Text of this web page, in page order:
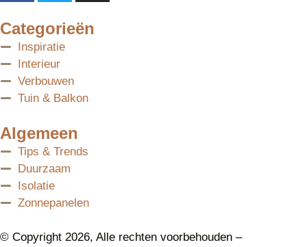
Categorieën
Inspiratie
Interieur
Verbouwen
Tuin & Balkon
Algemeen
Tips & Trends
Duurzaam
Isolatie
Zonnepanelen
© Copyright 2026, Alle rechten voorbehouden –